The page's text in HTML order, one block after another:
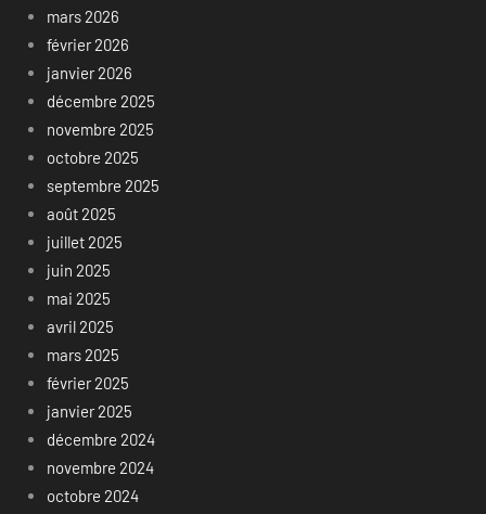
mars 2026
février 2026
janvier 2026
décembre 2025
novembre 2025
octobre 2025
septembre 2025
août 2025
juillet 2025
juin 2025
mai 2025
avril 2025
mars 2025
février 2025
janvier 2025
décembre 2024
novembre 2024
octobre 2024